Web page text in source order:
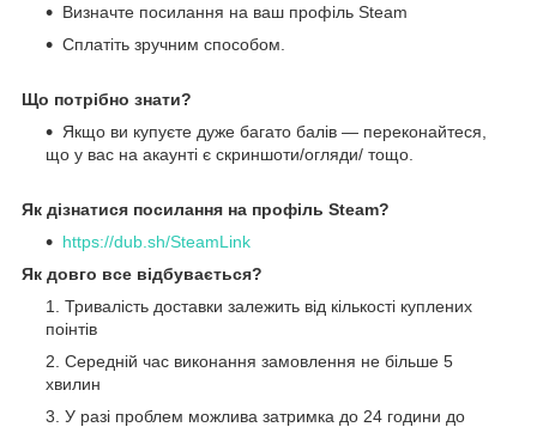
Визначте посилання на ваш профіль Steam
Сплатіть зручним способом.
Що потрібно знати?
Якщо ви купуєте дуже багато балів — переконайтеся,
що у вас на акаунті є скриншоти/огляди/ тощо.
Як дізнатися посилання на профіль Steam?
https://dub.sh/SteamLink
Як довго все відбувається?
Тривалість доставки залежить від кількості куплених
поінтів
Середній час виконання замовлення не більше 5
хвилин
У разі проблем можлива затримка до 24 години до